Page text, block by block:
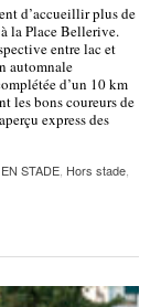
d’accueillir plus de
la Place Bellerive.
entre lac et
automnale
d’un 10 km
les bons coureurs de
express des
EN STADE Hors stade